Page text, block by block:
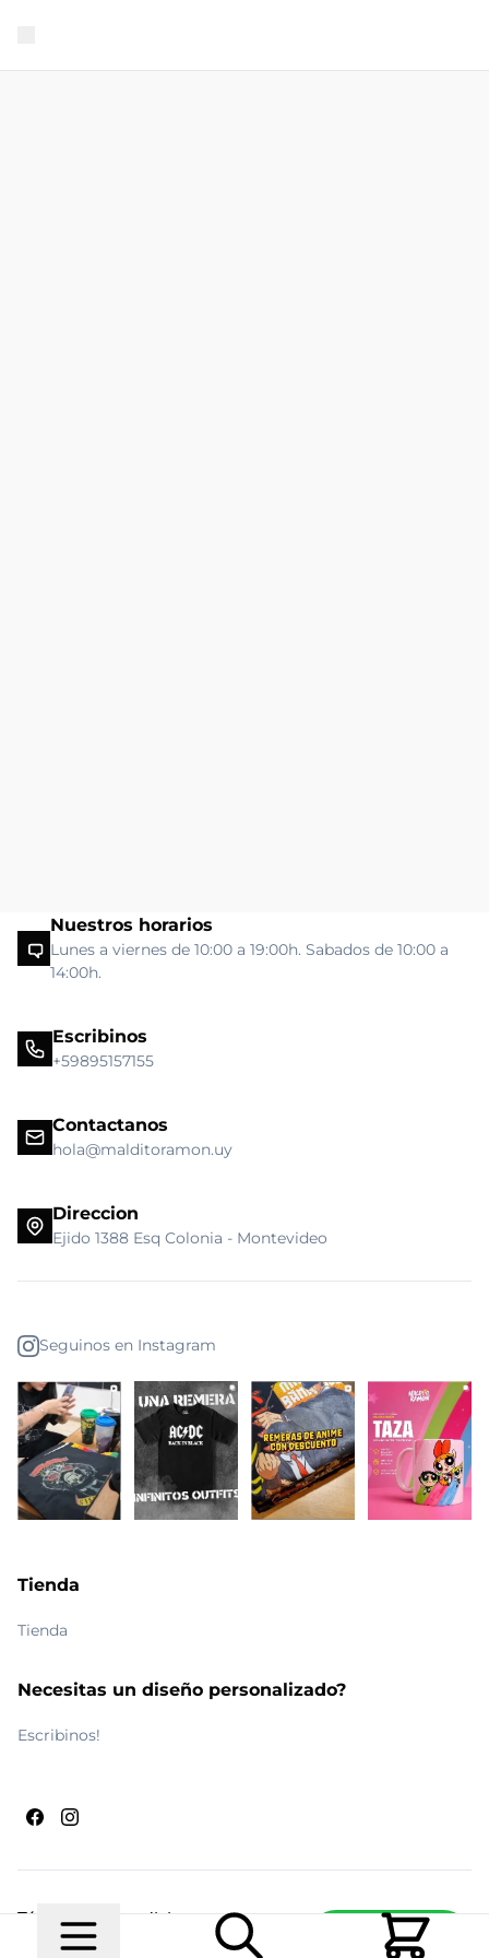
Escribinos
Nuestros horarios
Lunes a viernes de 10:00 a 19:00h. Sabados de 10:00 a
14:00h.
Escribinos
+59895157155
Contactanos
hola@malditoramon.uy
Direccion
Ejido 1388 Esq Colonia - Montevideo
Seguinos en Instagram
Tienda
Tienda
Necesitas un diseño personalizado?
Escribinos!
© 2026 Maldito RamónRealizado por Ecwid de
Términos y condiciones